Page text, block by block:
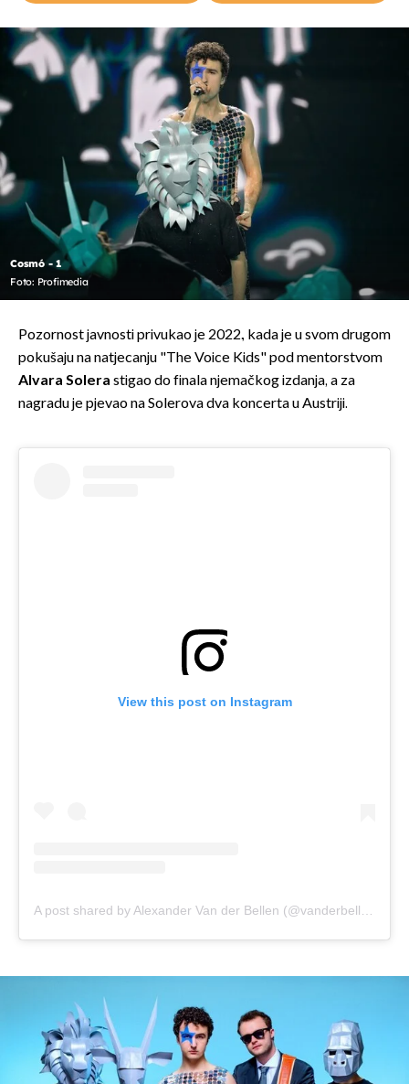
Cosmó - 1
Foto: Profimedia
Pozornost javnosti privukao je 2022., kada je u svom drugom
pokušaju na natjecanju "The Voice Kids" pod mentorstvom
Alvara Solera stigao do finala njemačkog izdanja, a za
nagradu je pjevao na Solerova dva koncerta u Austriji.
View this post on Instagram
A post shared by Alexander Van der Bellen (@vanderbellen)